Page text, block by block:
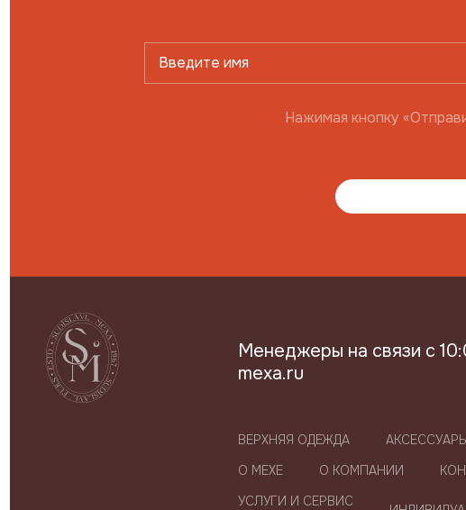
Нажимая кнопку
Менеджеры на связи с
mexa.ru
ВЕРХНЯЯ ОДЕЖДА
О МЕХЕ
О КОМПАНИИ
УСЛУГИ И СЕРВИС